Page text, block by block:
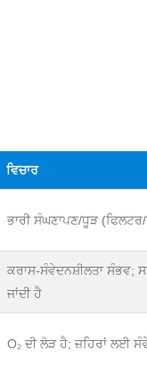
ਵਿਚਾਰ
ਭਾਰੀ ਸੰਘਣਾਪਣ/ਧੂੜ
ਕਰਾਸ-ਸੰਵੇਦਨਸ਼ੀਲਤਾ ਸੰਭਵ;
ਜਾਂਦੀ ਹੈ
O₂ ਦੀ ਲੋੜ ਹੈ; ਜ਼ਹਿਰਾਂ ਲਈ